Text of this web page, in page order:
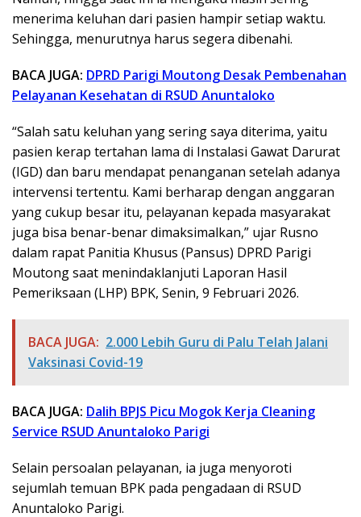
menerima keluhan dari pasien hampir setiap waktu.
Sehingga, menurutnya harus segera dibenahi.
BACA JUGA: DPRD Parigi Moutong Desak Pembenahan
Pelayanan Kesehatan di RSUD Anuntaloko
“Salah satu keluhan yang sering saya diterima, yaitu
pasien kerap tertahan lama di Instalasi Gawat Darurat
(IGD) dan baru mendapat penanganan setelah adanya
intervensi tertentu. Kami berharap dengan anggaran
yang cukup besar itu, pelayanan kepada masyarakat
juga bisa benar-benar dimaksimalkan,” ujar Rusno
dalam rapat Panitia Khusus (Pansus) DPRD Parigi
Moutong saat menindaklanjuti Laporan Hasil
Pemeriksaan (LHP) BPK, Senin, 9 Februari 2026.
BACA JUGA: 2.000 Lebih Guru di Palu Telah Jalani
Vaksinasi Covid-19
BACA JUGA: Dalih BPJS Picu Mogok Kerja Cleaning
Service RSUD Anuntaloko Parigi
Selain persoalan pelayanan, ia juga menyoroti
sejumlah temuan BPK pada pengadaan di RSUD
Anuntaloko Parigi.